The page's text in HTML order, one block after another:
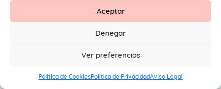
Aceptar
Denegar
Ver preferencias
Política de CookiesPolítica de PrivacidadAviso Legal
Aviso Legal Protección de datos
© 2026 Primeros Pendientes by Maite Navarro. Todos los
derechos reservados.